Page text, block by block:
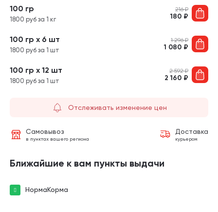
100 гр
1800 руб за 1 кг
216₽
180 ₽
100 гр х 6 шт
1800 руб за 1 шт
1 296₽
1 080 ₽
100 гр х 12 шт
1800 руб за 1 шт
2 592₽
2 160 ₽
Отслеживать изменение цен
Самовывоз
в пунктах вашего региона
Доставка
курьером
Ближайшие к вам пункты выдачи
НормаКорма